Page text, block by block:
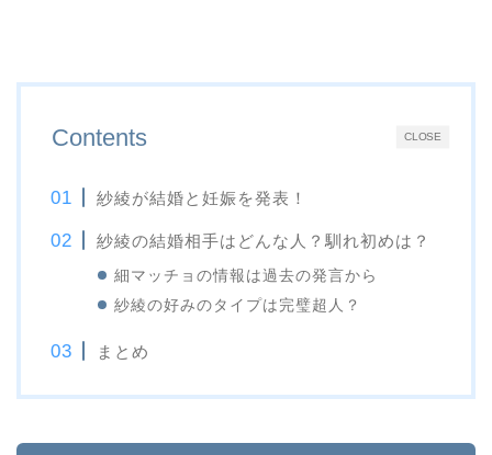
CLOSE
Contents
紗綾が結婚と妊娠を発表！
紗綾の結婚相手はどんな人？馴れ初めは？
細マッチョの情報は過去の発言から
紗綾の好みのタイプは完璧超人？
まとめ